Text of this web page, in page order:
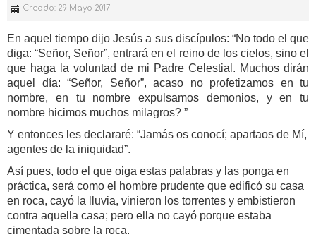
Creado: 29 Mayo 2017
En aquel tiempo dijo Jesús a sus discípulos: “No todo el que
diga: “Señor, Señor”, entrará en el reino de los cielos, sino el
que haga la voluntad de mi Padre Celestial. Muchos dirán
aquel día: “Señor, Señor”, acaso no profetizamos en tu
nombre, en tu nombre expulsamos demonios, y en tu
nombre hicimos muchos milagros? ”
Y entonces les declararé: “Jamás os conocí; apartaos de Mí,
agentes de la iniquidad”.
Así pues, todo el que oiga estas palabras y las ponga en
práctica, será como el hombre prudente que edificó su casa
en roca, cayó la lluvia, vinieron los torrentes y embistieron
contra aquella casa; pero ella no cayó porque estaba
cimentada sobre la roca.